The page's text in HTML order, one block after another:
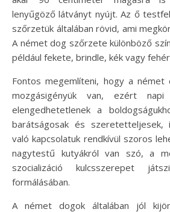
lenyűgöző látványt nyújt. Az ő
szőrzetük általában rövid, ami
A német dog szőrzete különböző
például fekete, brindle, kék vagy
Fontos megemlíteni, hogy a német
mozgásigényük van, ezért
elengedhetetlenek a
barátságosak és szeretetteljesek,
való kapcsolatuk rendkívül szoros
nagytestű kutyákról van szó, a
szocializáció kulcsszerepet
formálásában.
A német dogok általában jól